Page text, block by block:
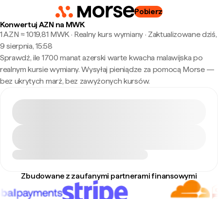
Pobierz
Konwertuj AZN na MWK
1 AZN ≈ 1019,81 MWK · Realny kurs wymiany· Zaktualizowane dziś,
9 sierpnia, 15:58
Sprawdź, ile 1700 manat azerski warte kwacha malawijska po
realnym kursie wymiany. Wysyłaj pieniądze za pomocą Morse —
bez ukrytych marż, bez zawyżonych kursów.
Zbudowane z zaufanymi partnerami finansowymi